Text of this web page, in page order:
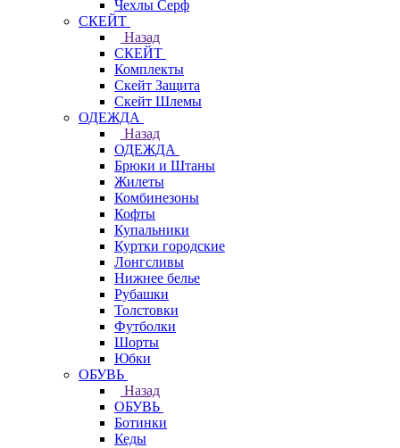
Чехлы Cерф
СКЕЙТ
Назад
СКЕЙТ
Комплекты
Скейт Защита
Скейт Шлемы
ОДЕЖДА
Назад
ОДЕЖДА
Брюки и Штаны
Жилеты
Комбинезоны
Кофты
Купальники
Куртки городские
Лонгсливы
Нижнее белье
Рубашки
Толстовки
Футболки
Шорты
Юбки
ОБУВЬ
Назад
ОБУВЬ
Ботинки
Кеды